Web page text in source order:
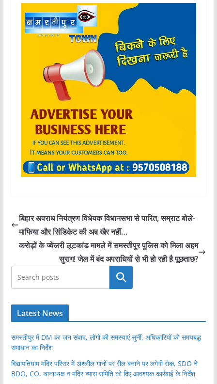
बिहार अपराध नियंत्रण विधेयक विधानसभा से पारित, सम्राट बोले-
माफिया और सिंडिकेट की अब खैर नहीं…
करोड़ों के ज्वेलरी लूटकांड मामले में समस्तीपुर पुलिस को मिला अहम
सुराग! जेल में बंद अपराधियों से भी हो रही है पूछताछ?
खोजें
Latest News
समस्तीपुर में DM का जन संवाद, लोगों की समस्याएं सुनीं, अधिकारियों को समयबद्ध
समाधान का निर्देश
विद्यापतिधाम मंदिर परिसर में अश्लील गानों पर रील बनाने पर लगेगी रोक, SDO ने
BDO, CO, थानाध्यक्ष व मंदिर न्यास समिति को दिए आवश्यक कार्रवाई के निर्देश